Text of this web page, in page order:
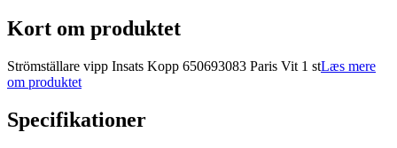
Kort om produktet
Strömställare vipp Insats Kopp 650693083 Paris Vit 1 stLæs mere
om produktet
Specifikationer